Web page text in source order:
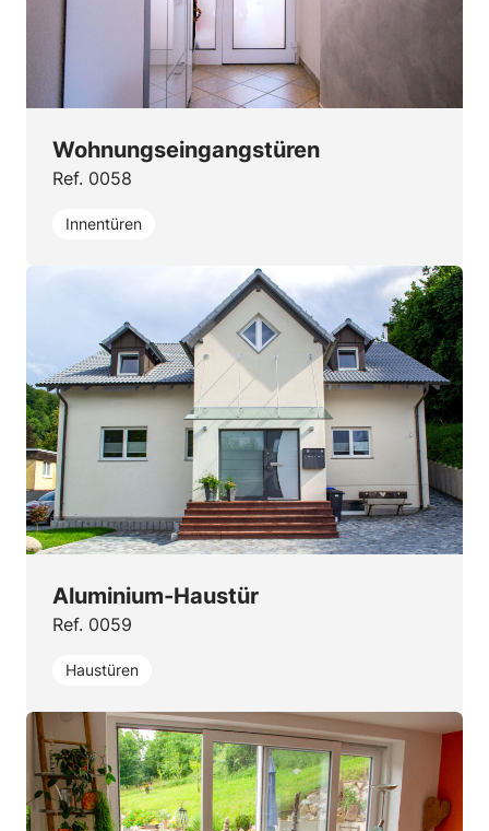
Wohnungseingangstüren
Ref. 0058
Innentüren
Aluminium-Haustür
Ref. 0059
Haustüren